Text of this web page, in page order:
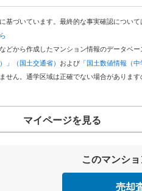
づいています。最終的な事実確認につい
どから作成したマンション情報のデータベ
」（国土交通省） および 「国土数値情報（
ん。通学区域は正確でない場合がありま
マイページを見る
このマンシ
売却